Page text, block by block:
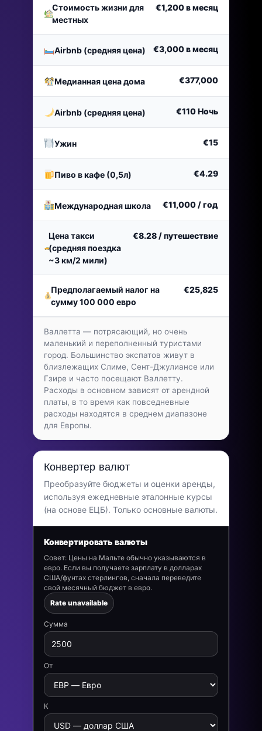
Стоимость жизни для
местных
€1,200в месяц
Airbnb (средняя цена) €3,000в месяц
Медианная цена дома €377,000
Airbnb (средняя цена) €110Ночь
Ужин €15
Пиво в кафе (0,5л) €4.29
Международная школа €11,000 / год
Цена такси
(средняя поездка
~3 км/2 мили)
€8.28 / путешествие
Предполагаемый налог на
сумму 100 000 евро
€25,825
Валлетта — потрясающий, но очень
маленький и переполненный туристами
город. Большинство экспатов живут в
близлежащих Слиме, Сент-Джулиансе или
Гзире и часто посещают Валлетту.
Расходы в основном зависят от арендной
платы, в то время как повседневные
расходы находятся в среднем диапазоне
для Европы.
Конвертер валют
Преобразуйте бюджеты и оценки аренды,
используя ежедневные эталонные курсы
(на основе ЕЦБ). Только основные валюты.
Конвертировать валюты
Совет: Цены на Мальте обычно указываются в
евро. Если вы получаете зарплату в долларах
США/фунтах стерлингов, сначала переведите
свой месячный бюджет в евро.
Rate unavailable
Сумма
От
К